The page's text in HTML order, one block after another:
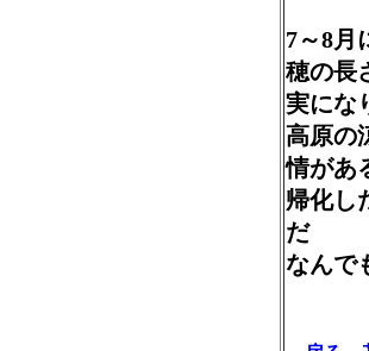
7～8月
穂の長
実にな
高原の
情があ
帰化し
だ
なんで
似